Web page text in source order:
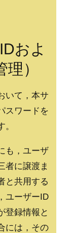
およ
）
いて，本サ
スワードを
も，ユーザ
者に譲渡ま
と共用する
ユーザーID
登録情報と
には，その